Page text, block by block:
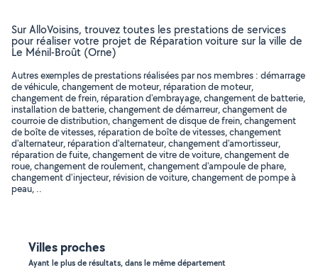
Sur AlloVoisins, trouvez toutes les prestations de services
pour réaliser votre projet de Réparation voiture sur la ville de
Le Ménil-Broût (Orne)
Autres exemples de prestations réalisées par nos membres : démarrage
de véhicule, changement de moteur, réparation de moteur,
changement de frein, réparation d'embrayage, changement de batterie,
installation de batterie, changement de démarreur, changement de
courroie de distribution, changement de disque de frein, changement
de boîte de vitesses, réparation de boîte de vitesses, changement
d'alternateur, réparation d'alternateur, changement d'amortisseur,
réparation de fuite, changement de vitre de voiture, changement de
roue, changement de roulement, changement d'ampoule de phare,
changement d'injecteur, révision de voiture, changement de pompe à
peau, ..
Villes proches
Ayant le plus de résultats, dans le même département